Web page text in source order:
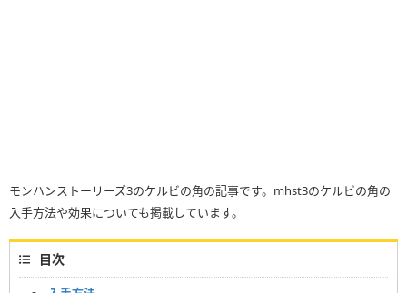
モンハンストーリーズ3のケルビの角の記事です。mhst3のケルビの角の
入手方法や効果についても掲載しています。
目次